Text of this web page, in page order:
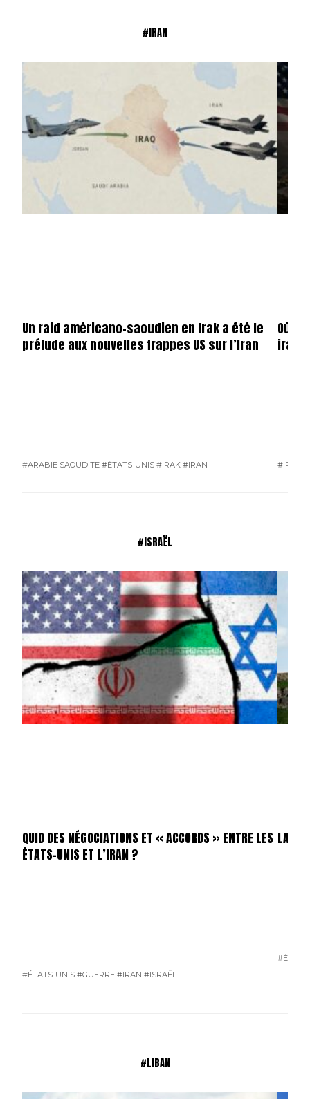
#IRAN
Un raid américano-saoudien en Irak a été le
prélude aux nouvelles frappes US sur l’Iran
#ARABIE SAOUDITE #ÉTATS-UNIS #IRAK #IRAN
Où
#IRAN
#ISRAËL
QUID DES NÉGOCIATIONS ET « ACCORDS » ENTRE LES
ÉTATS-UNIS ET L’IRAN ?
#ÉTATS-UNIS #GUERRE #IRAN #ISRAËL
LA
#LIBAN